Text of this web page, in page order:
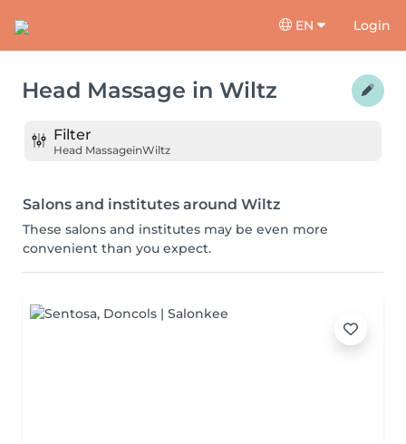
EN Login
Head Massage in Wiltz
Filter
Head MassageinWiltz
Salons and institutes around Wiltz
These salons and institutes may be even more
convenient than you expect.